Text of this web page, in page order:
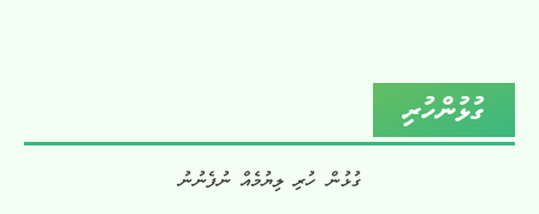
ގުޅުންހުރި
ގުޅުން ހުރި ލިޔުމެއް ނުފެނުނު